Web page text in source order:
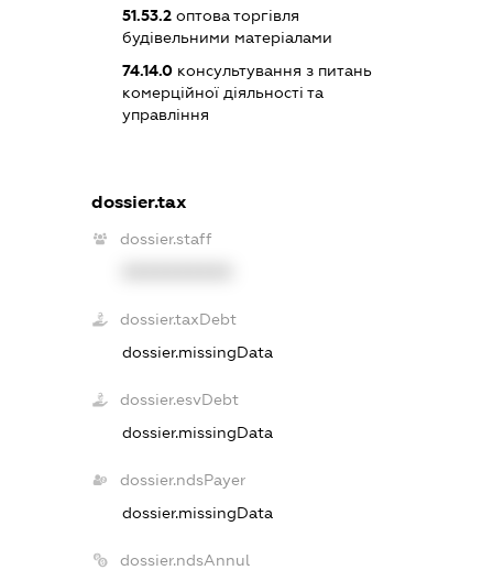
51.53.2оптова торгівля
будівельними матеріалами
74.14.0консультування з питань
комерційної діяльності та
управління
dossier.tax
dossier.staff
dossier.taxDebt
dossier.missingData
dossier.esvDebt
dossier.missingData
dossier.ndsPayer
dossier.missingData
dossier.ndsAnnul